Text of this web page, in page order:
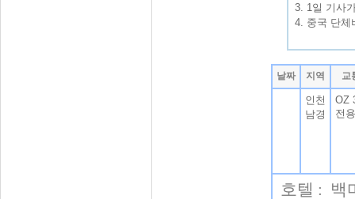
3. 1일 기사
4. 중국 단체
날짜 지역 교
인천
남경
OZ
전
호텔 : 백